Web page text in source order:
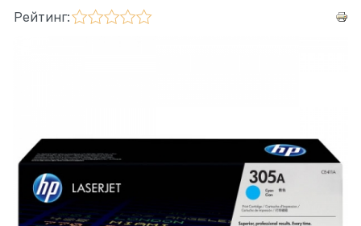
Рейтинг: